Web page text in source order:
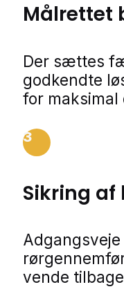
Målrettet
Der sættes
godkendte
for maksimal
3
Sikring
vende